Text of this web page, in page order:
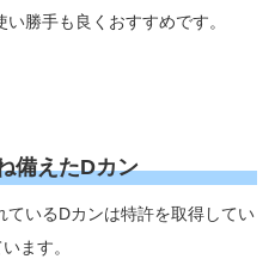
勝手も良くおすすめです。
備えたDカン
ているDカンは特許を取得してい
ます。